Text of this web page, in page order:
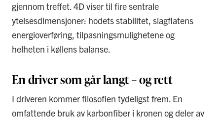
gjennom treffet. 4D viser til fire sentrale
ytelsesdimensjoner: hodets stabilitet, slagflatens
energioverføring, tilpasningsmulighetene og
helheten i køllens balanse.
En driver som går langt – og rett
I driveren kommer filosofien tydeligst frem. En
omfattende bruk av karbonfiber i kronen og deler av